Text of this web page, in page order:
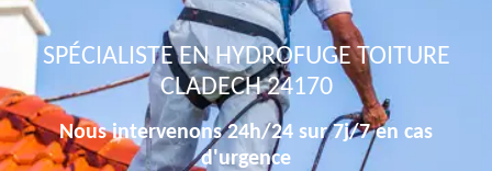
SPÉCIALISTE EN HYDROFUGE TOITURE
CLADECH 24170
Nous intervenons 24h/24 sur 7j/7 en cas
d'urgence